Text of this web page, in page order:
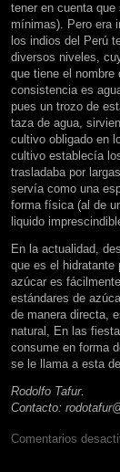
tener en cuenta
mínimas). Pero era
los indios del Perú
diversos niveles,
que tiene el nombre
consistencia es
pues un trozo de
taza de agua,
cultivo obligado en
cultivo establecía
trasladaba por
servía como una
forma física (al de
liquido
En la actualidad,
que es el hidratante
azúcar es
estándares de
de manera directa,
natural, En las
consume en forma
se le llama a esta
Rodolfo Tafur.
Contacto:
Comentarios